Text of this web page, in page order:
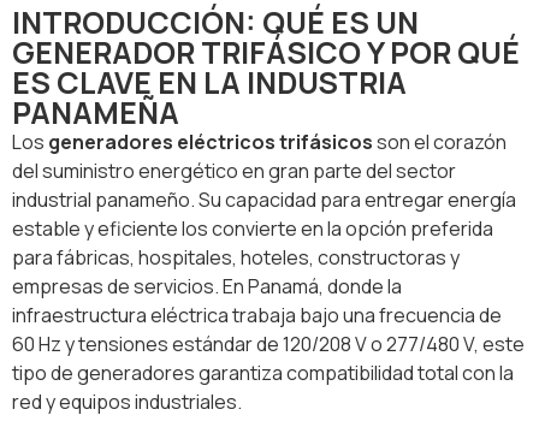
INTRODUCCIÓN: QUÉ ES UN
GENERADOR TRIFÁSICO Y POR QUÉ
ES CLAVE EN LA INDUSTRIA
PANAMEÑA
Los generadores eléctricos trifásicosson el corazón
del suministro energético en gran parte del sector
industrial panameño. Su capacidad para entregar energía
estable y eficiente los convierte en la opción preferida
para fábricas, hospitales, hoteles, constructoras y
empresas de servicios. En Panamá, donde la
infraestructura eléctrica trabaja bajo una frecuencia de
60 Hz y tensiones estándar de 120/208 V o 277/480 V, este
tipo de generadores garantiza compatibilidad total con la
red y equipos industriales.